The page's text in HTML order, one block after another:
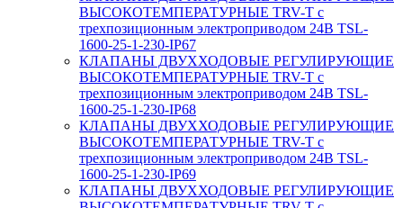
ВЫСОКОТЕМПЕРАТУРНЫЕ TRV-T с
трехпозиционным электроприводом 24В TSL-
1600-25-1-230-IP67
КЛАПАНЫ ДВУХХОДОВЫЕ РЕГУЛИРУЮЩИЕ
ВЫСОКОТЕМПЕРАТУРНЫЕ TRV-T с
трехпозиционным электроприводом 24В TSL-
1600-25-1-230-IP68
КЛАПАНЫ ДВУХХОДОВЫЕ РЕГУЛИРУЮЩИЕ
ВЫСОКОТЕМПЕРАТУРНЫЕ TRV-T с
трехпозиционным электроприводом 24В TSL-
1600-25-1-230-IP69
КЛАПАНЫ ДВУХХОДОВЫЕ РЕГУЛИРУЮЩИЕ